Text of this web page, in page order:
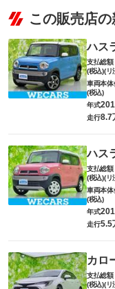
この販売店
ハス
支払総額
(税込)(リ
車両本体
(税込)
年式
走行8.7
ハス
支払総額
(税込)(リ
車両本体
(税込)
年式
走行5.5
カロ
支払総額
(税込)(リ